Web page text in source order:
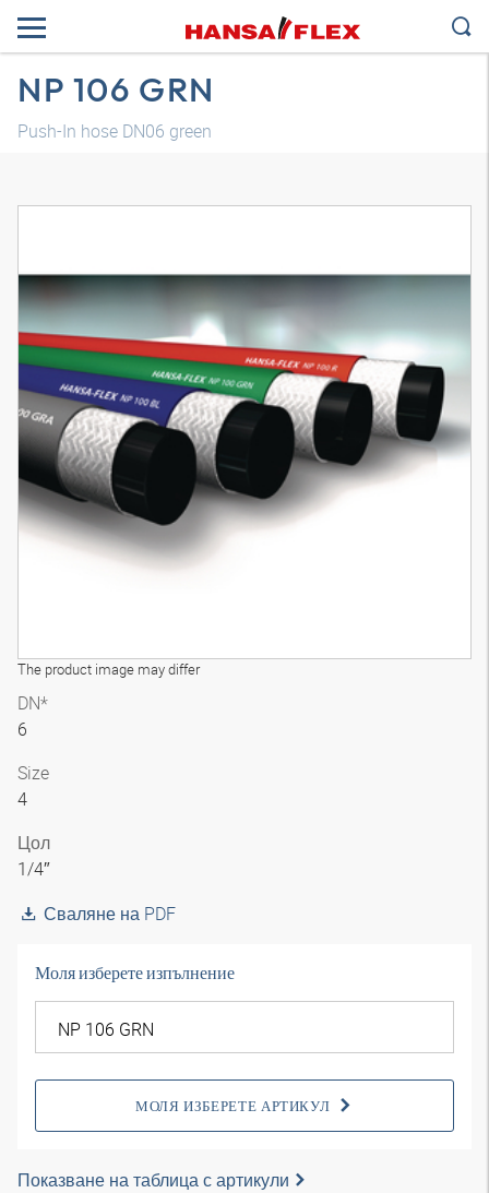
NP 106 GRN
Push-In hose DN06 green
The product image may differ
DN*
6
Size
4
Цол
1/4″
Сваляне на PDF
Моля изберете изпълнение
МОЛЯ ИЗБЕРЕТЕ АРТИКУЛ
Показване на таблица с артикули